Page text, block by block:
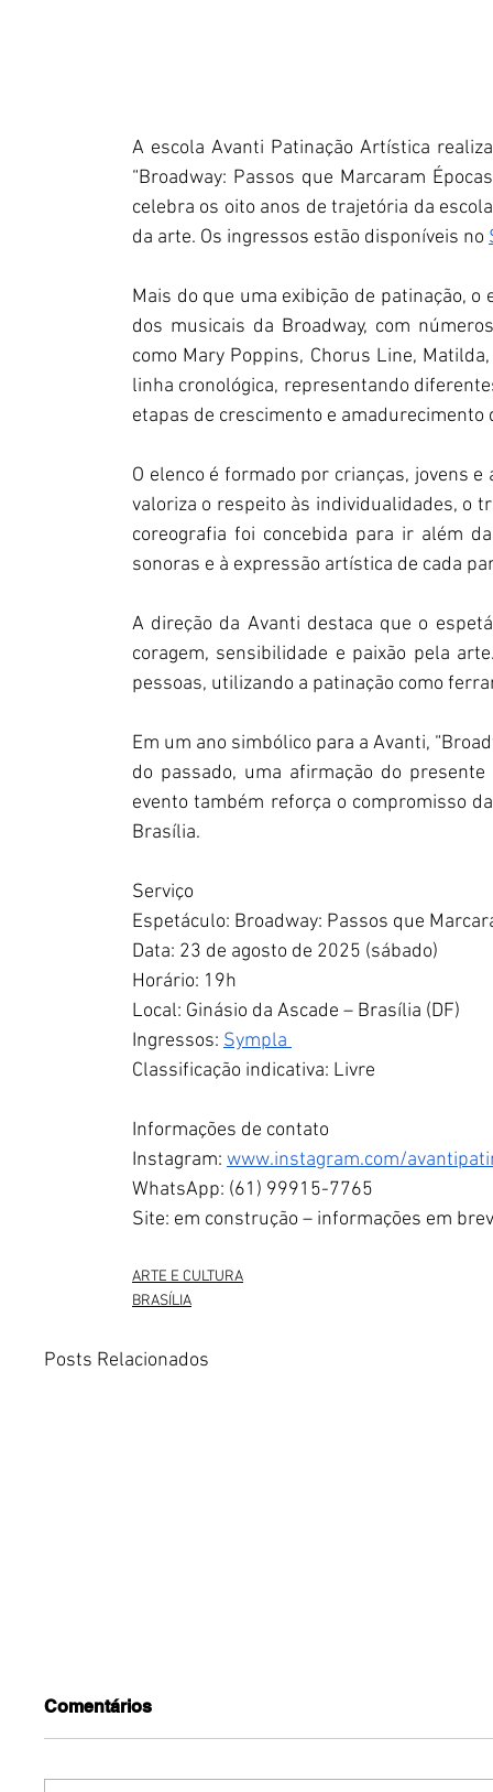
A escola Avanti Patinação Artística
“Broadway: Passos que Marcaram
celebra os oito anos de trajetória da
da arte. Os ingressos estão disponíveis no
Mais do que uma exibição de patinação,
dos musicais da Broadway, com
como Mary Poppins, Chorus Line,
linha cronológica, representando
etapas de crescimento e amadurecimento
O elenco é formado por crianças, jovens
valoriza o respeito às individualidades, o
coreografia foi concebida para ir além
sonoras e à expressão artística de cada
A direção da Avanti destaca que o
coragem, sensibilidade e paixão pela
pessoas, utilizando a patinação como
Em um ano simbólico para a Avanti,
do passado, uma afirmação do
evento também reforça o compromisso
Brasília.
Serviço
Espetáculo: Broadway: Passos que
Data: 23 de agosto de 2025 (sábado)
Horário: 19h
Local: Ginásio da Ascade – Brasília (DF)
Ingressos: Sympla
Classificação indicativa: Livre
Informações de contato
Instagram: www.instagram.com/
WhatsApp: (61) 99915-7765
Site: em construção – informações em
ARTE E CULTURA
BRASÍLIA
Posts Relacionados
Comentários